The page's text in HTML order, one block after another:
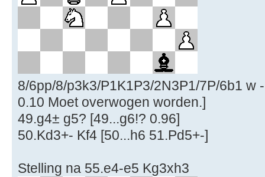
8/6pp/8/p3k3/P1K1P3/2N3P1/7P/6b1 w
0.10 Moet overwogen worden.]
49.g4± g5? [49...g6!? 0.96]
50.Kd3+- Kf4 [50...h6 51.Pd5+-]
Stelling na 55.e4-e5 Kg3xh3